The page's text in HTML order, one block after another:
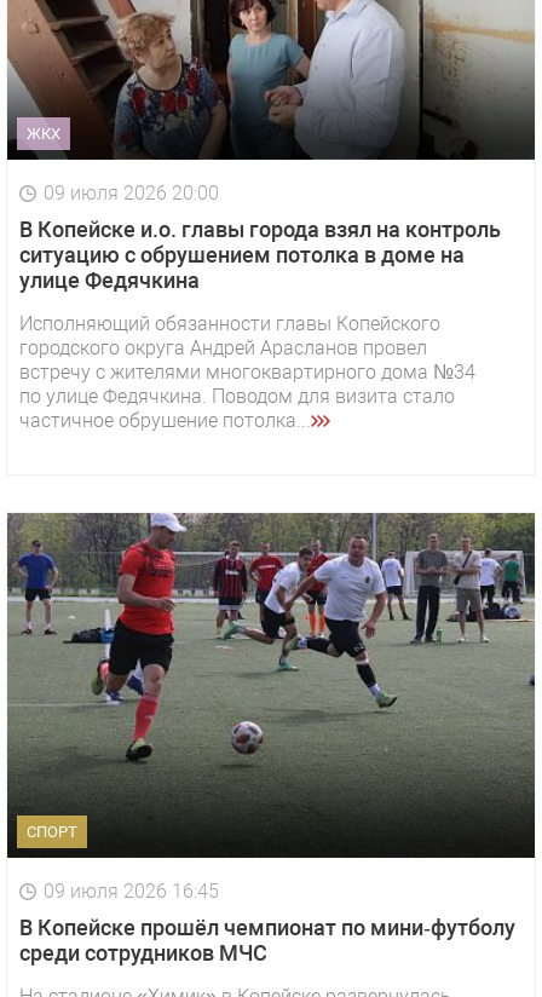
ЖКХ
09 июля 2026 20:00
В Копейске и.о. главы города взял на контроль
ситуацию с обрушением потолка в доме на
улице Федячкина
Исполняющий обязанности главы Копейского
городского округа Андрей Арасланов провел
встречу с жителями многоквартирного дома №34
по улице Федячкина. Поводом для визита стало
частичное обрушение потолка...
СПОРТ
09 июля 2026 16:45
В Копейске прошёл чемпионат по мини‑футболу
среди сотрудников МЧС